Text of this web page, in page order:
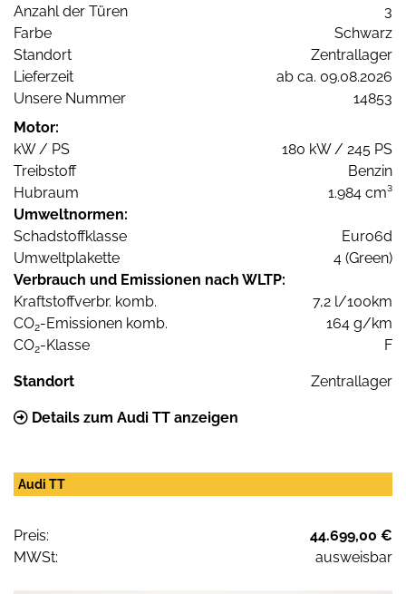
Anzahl der Türen
3
Farbe
Schwarz
Standort
Zentrallager
Lieferzeit
ab ca. 09.08.2026
Unsere Nummer
14853
Motor:
kW / PS
180 kW / 245 PS
Treibstoff
Benzin
Hubraum
1.984 cm³
Umweltnormen:
Schadstoffklasse
Euro6d
Umweltplakette
4 (Green)
Verbrauch und Emissionen nach WLTP:
Kraftstoffverbr. komb.
7,2 l/100km
CO2-Emissionen komb.
164 g/km
CO2-Klasse F
Standort Zentrallager
Details zum Audi TT anzeigen
Audi TT
Preis:
44.699,00 €
MWSt:
ausweisbar